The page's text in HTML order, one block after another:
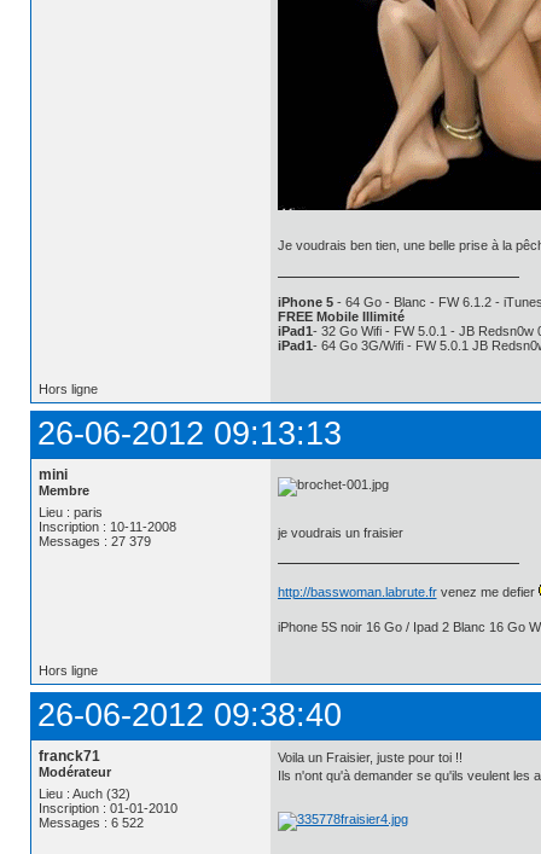
Je voudrais ben tien, une belle prise à la
iPhone 5- 64 Go - Blanc - FW 6.1.2 -
FREE Mobile Illimité
iPad1- 32 Go Wifi - FW 5.0.1 - JB Redsn0w
iPad1- 64 Go 3G/Wifi - FW 5.0.1 JB
Hors ligne
26-06-2012 09:13:13
mini
Membre
Lieu : paris
Inscription : 10-11-2008
Messages : 27 379
je voudrais un fraisier
http://basswoman.labrute.frvenez me defier
iPhone 5S noir 16 Go / Ipad 2 Blanc 16 Go
Hors ligne
26-06-2012 09:38:40
franck71
Modérateur
Lieu : Auch (32)
Inscription : 01-01-2010
Messages : 6 522
Voila un Fraisier, juste pour toi !!
Ils n'ont qu'à demander se qu'ils veulent les